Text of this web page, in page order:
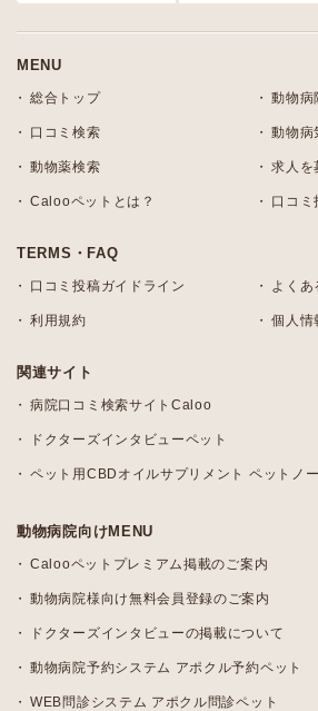
MENU
総合トップ 動物病
口コミ検索 動物病
動物薬検索 求人を
Calooペットとは？ 口コミ
TERMS・FAQ
口コミ投稿ガイドライン よくあ
利用規約 個人情
関連サイト
病院口コミ検索サイトCaloo
ドクターズインタビューペット
ペット用CBDオイルサプリメント ペットノ
動物病院向けMENU
Calooペットプレミアム掲載のご案内
動物病院様向け無料会員登録のご案内
ドクターズインタビューの掲載について
動物病院予約システム アポクル予約ペット
WEB問診システム アポクル問診ペット